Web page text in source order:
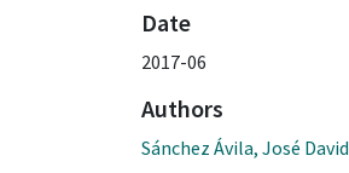
Date
2017-06
Authors
Sánchez Ávila, José David